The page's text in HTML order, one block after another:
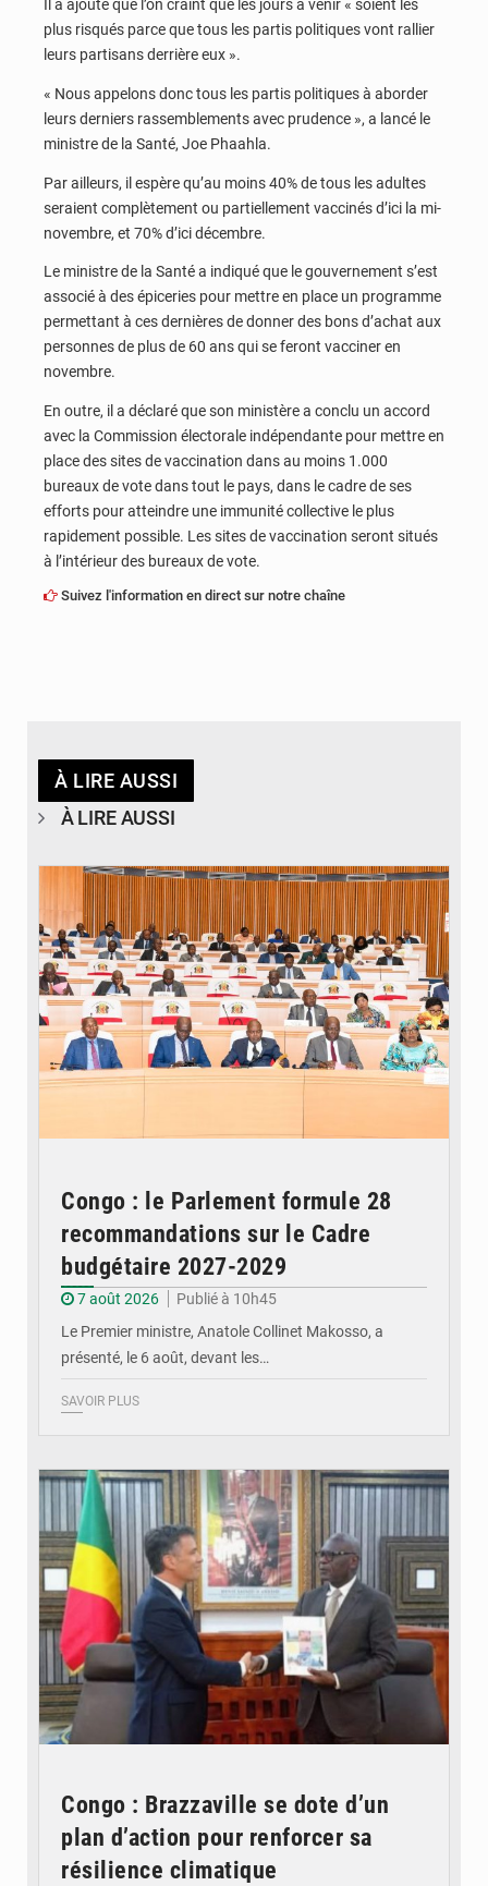
Il a ajouté que l’on craint que les jours à venir « soient les
plus risqués parce que tous les partis politiques vont rallier
leurs partisans derrière eux ».
« Nous appelons donc tous les partis politiques à aborder
leurs derniers rassemblements avec prudence », a lancé le
ministre de la Santé, Joe Phaahla.
Par ailleurs, il espère qu’au moins 40% de tous les adultes
seraient complètement ou partiellement vaccinés d’ici la mi-
novembre, et 70% d’ici décembre.
Le ministre de la Santé a indiqué que le gouvernement s’est
associé à des épiceries pour mettre en place un programme
permettant à ces dernières de donner des bons d’achat aux
personnes de plus de 60 ans qui se feront vacciner en
novembre.
En outre, il a déclaré que son ministère a conclu un accord
avec la Commission électorale indépendante pour mettre en
place des sites de vaccination dans au moins 1.000
bureaux de vote dans tout le pays, dans le cadre de ses
efforts pour atteindre une immunité collective le plus
rapidement possible. Les sites de vaccination seront situés
à l’intérieur des bureaux de vote.
Suivez l'information en direct sur notre chaîne
À LIRE AUSSI
À LIRE AUSSI
Congo : le Parlement formule 28
recommandations sur le Cadre
budgétaire 2027-2029
7 août 2026
Publié à 10h45
Le Premier ministre, Anatole Collinet Makosso, a
présenté, le 6 août, devant les…
SAVOIR PLUS
Congo : Brazzaville se dote d’un
plan d’action pour renforcer sa
résilience climatique